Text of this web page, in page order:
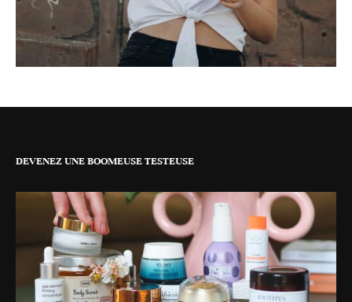
DEVENEZ UNE BOOMEUSE TESTEUSE